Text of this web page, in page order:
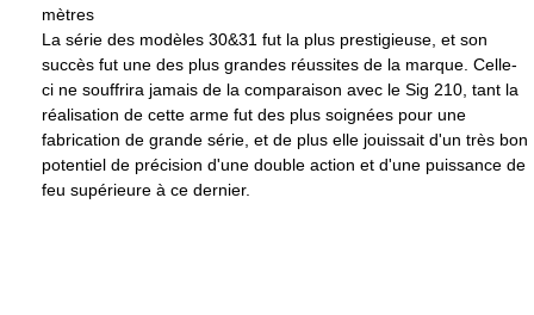
mètres
La série des modèles 30&31 fut la plus prestigieuse, et son
succès fut une des plus grandes réussites de la marque. Celle-
ci ne souffrira jamais de la comparaison avec le Sig 210, tant la
réalisation de cette arme fut des plus soignées pour une
fabrication de grande série, et de plus elle jouissait d'un très bon
potentiel de précision d'une double action et d'une puissance de
feu supérieure à ce dernier.